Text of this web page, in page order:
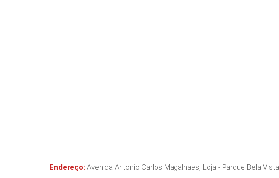
Endereço: Avenida Antonio Carlos Magalhaes, Loja - Parque Bela Vista